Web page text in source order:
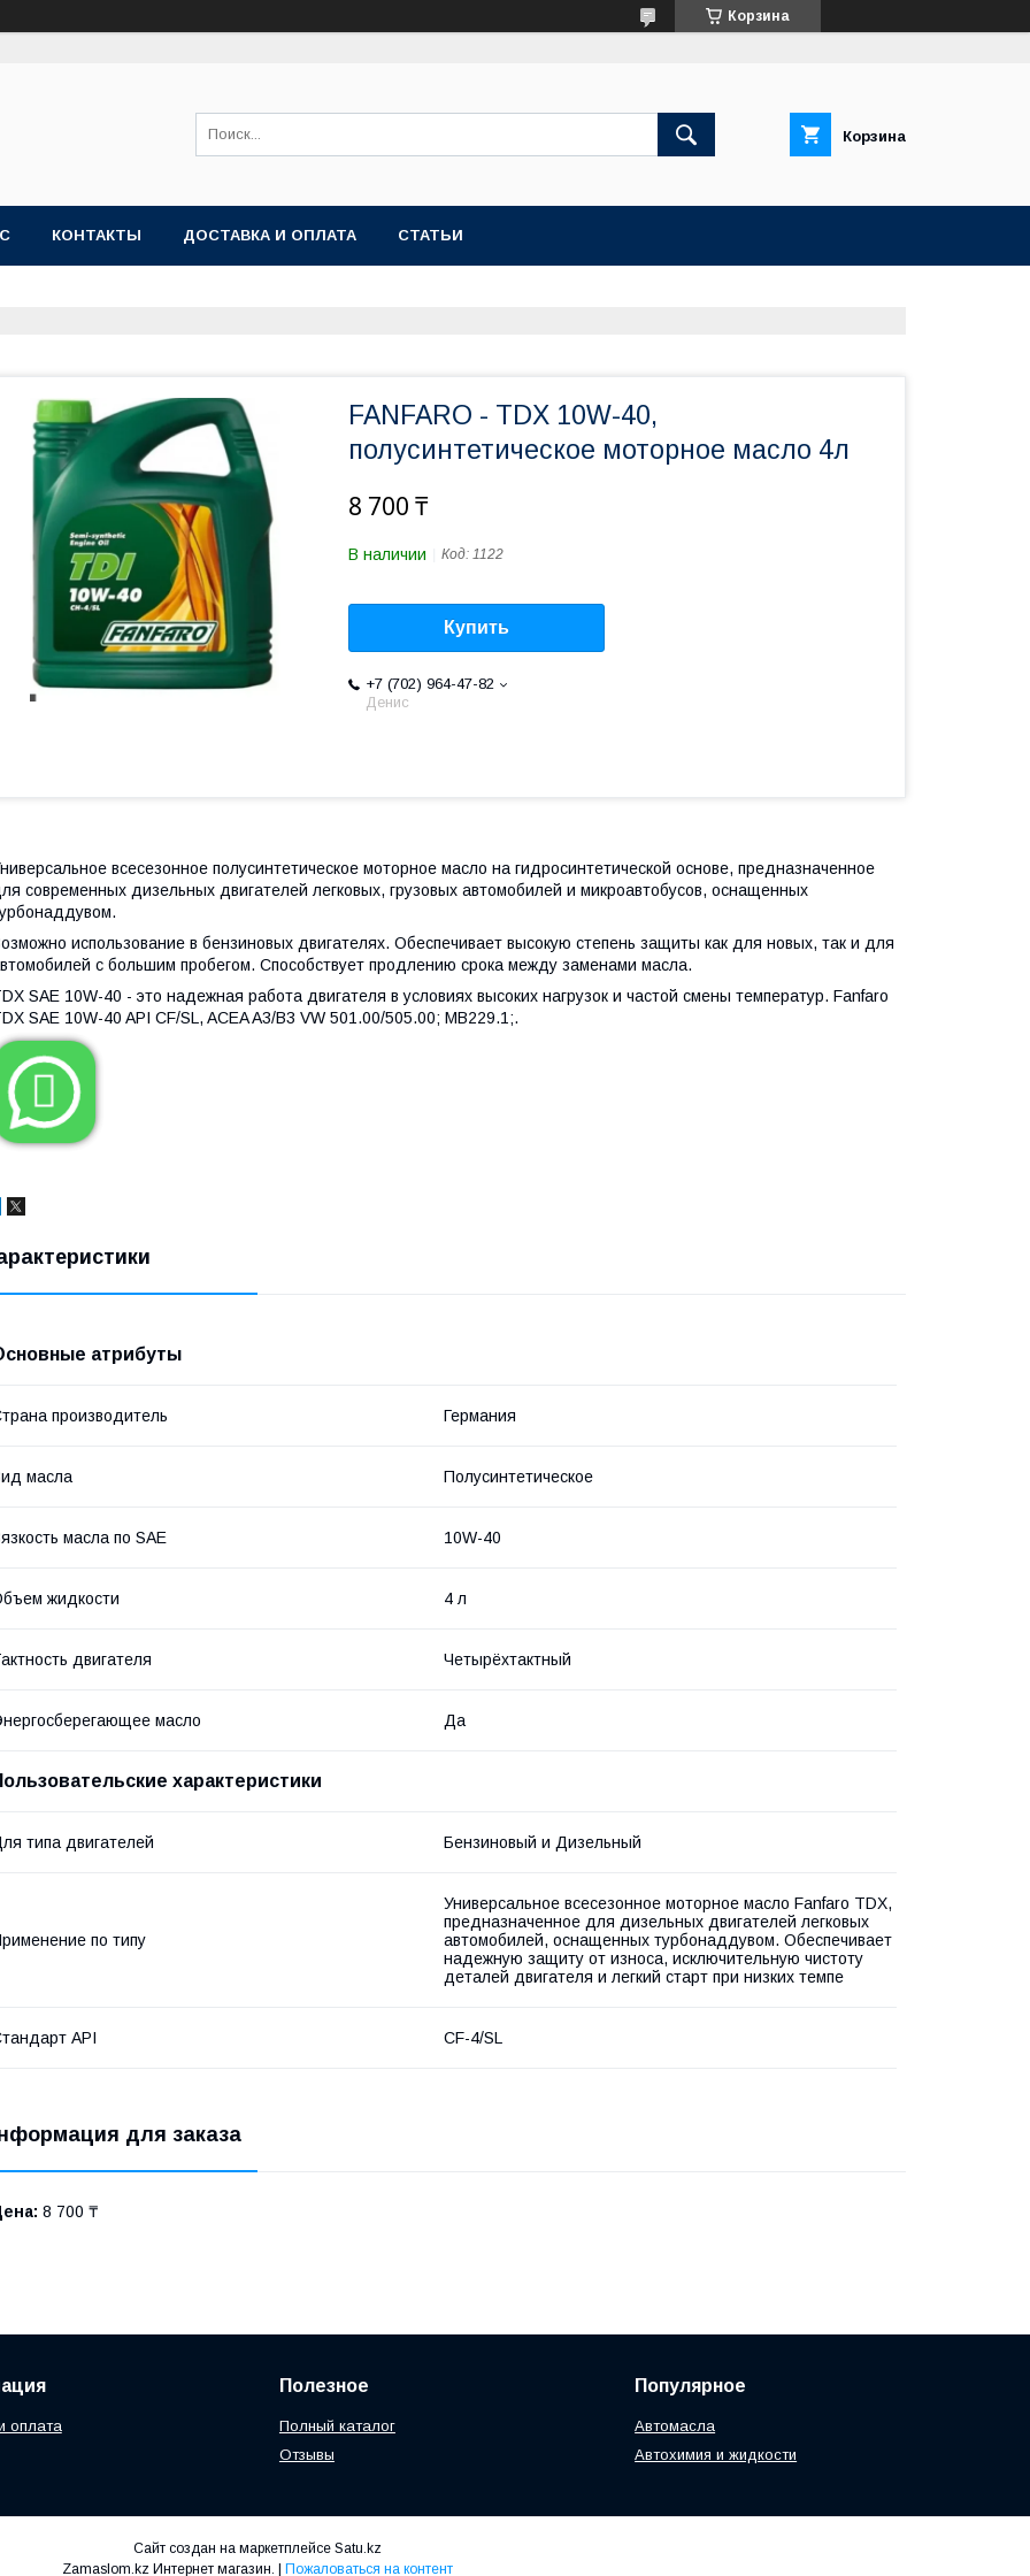
Корзина
Корзина
КОНТАКТЫ ДОСТАВКА И ОПЛАТА СТАТЬИ
FANFARO - TDX 10W-40,
полусинтетическое моторное масло 4л
8 700 ₸
В наличии Код: 1122
Купить
+7 (702) 964-47-82
Денис
всесезонное полусинтетическое моторное масло на гидросинтетической основе, предназначенное
современных дизельных двигателей легковых, грузовых автомобилей и микроавтобусов, оснащенных
использование в бензиновых двигателях. Обеспечивает высокую степень защиты как для новых, так и для
с большим пробегом. Способствует продлению срока между заменами масла.
SAE 10W-40 - это надежная работа двигателя в условиях высоких нагрузок и частой смены температур. Fanfaro
SAE 10W-40 API CF/SL, ACEA A3/В3 VW 501.00/505.00; MB229.1;.
атрибуты
производитель Германия
масла Полусинтетическое
масла по SAE 10W-40
жидкости 4 л
двигателя Четырёхтактный
масло Да
характеристики
типа двигателей Бензиновый и Дизельный
по типу
Универсальное всесезонное моторное масло Fanfaro TDX,
предназначенное для дизельных двигателей легковых
автомобилей, оснащенных турбонаддувом. Обеспечивает
надежную защиту от износа, исключительную чистоту
деталей двигателя и легкий старт при низких темпе
API CF-4/SL
для заказа
8 700 ₸
оплата
Полезное
Полный каталог
Отзывы
Популярное
Автомасла
Автохимия и жидкости
Сайт создан на маркетплейсе Satu.kz
Zamaslom.kz Интернет магазин. | Пожаловаться на контент